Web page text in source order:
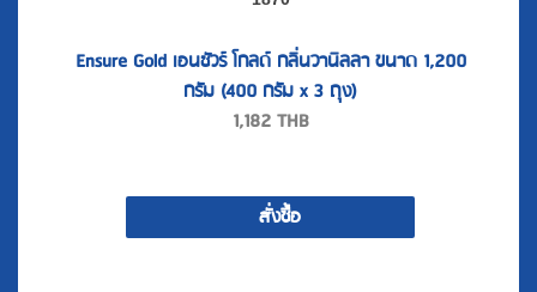
Ensure Gold เอนชัวร์ โกลด์ กลิ่นวานิลลา ขนาด 1,200
กรัม (400 กรัม x 3 ถุง)
1,182THB
สั่งซื้อ